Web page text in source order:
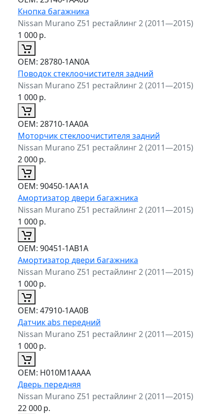
Кнопка багажника
Nissan Murano Z51 рестайлинг 2 (2011—2015)
1 000р.
ОЕМ: 28780-1AN0A
Поводок стеклоочистителя задний
Nissan Murano Z51 рестайлинг 2 (2011—2015)
1 000р.
ОЕМ: 28710-1AA0A
Моторчик стеклоочистителя задний
Nissan Murano Z51 рестайлинг 2 (2011—2015)
2 000р.
ОЕМ: 90450-1AA1A
Амортизатор двери багажника
Nissan Murano Z51 рестайлинг 2 (2011—2015)
1 000р.
ОЕМ: 90451-1AB1A
Амортизатор двери багажника
Nissan Murano Z51 рестайлинг 2 (2011—2015)
1 000р.
ОЕМ: 47910-1AA0B
Датчик abs передний
Nissan Murano Z51 рестайлинг 2 (2011—2015)
1 000р.
ОЕМ: H010M1AAAA
Дверь передняя
Nissan Murano Z51 рестайлинг 2 (2011—2015)
22 000р.